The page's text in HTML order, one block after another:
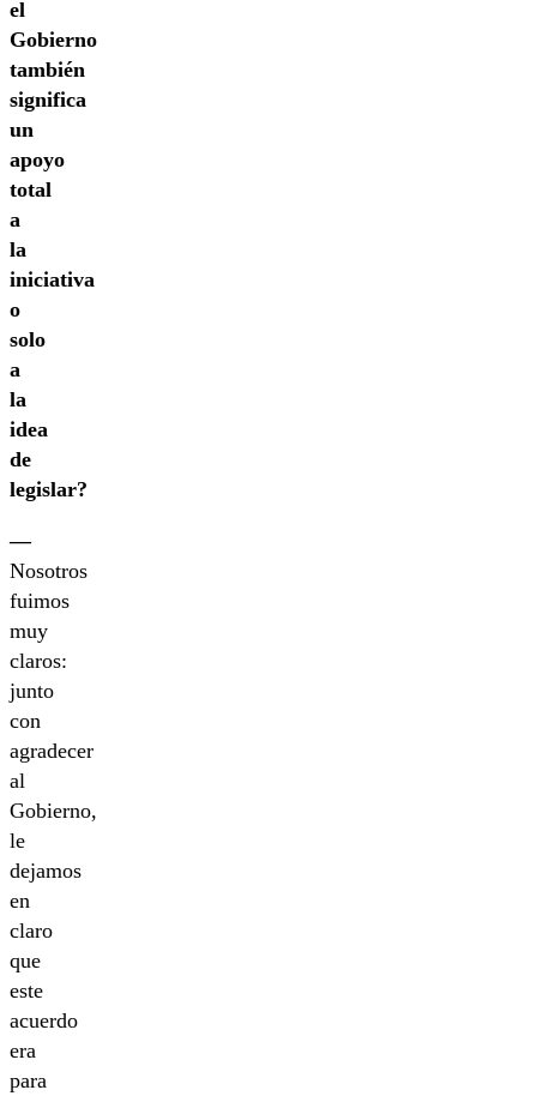
el
Gobierno
también
significa
un
apoyo
total
a
la
iniciativa
o
solo
a
la
idea
de
legislar?
—
Nosotros
fuimos
muy
claros:
junto
con
agradecer
al
Gobierno,
le
dejamos
en
claro
que
este
acuerdo
era
para